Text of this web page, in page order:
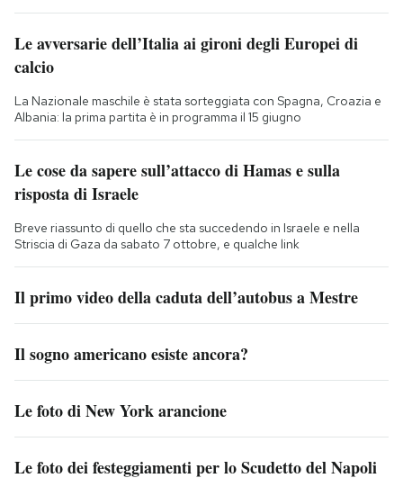
Le avversarie dell’Italia ai gironi degli Europei di
calcio
La Nazionale maschile è stata sorteggiata con Spagna, Croazia e
Albania: la prima partita è in programma il 15 giugno
Le cose da sapere sull’attacco di Hamas e sulla
risposta di Israele
Breve riassunto di quello che sta succedendo in Israele e nella
Striscia di Gaza da sabato 7 ottobre, e qualche link
Il primo video della caduta dell’autobus a Mestre
Il sogno americano esiste ancora?
Le foto di New York arancione
Le foto dei festeggiamenti per lo Scudetto del Napoli